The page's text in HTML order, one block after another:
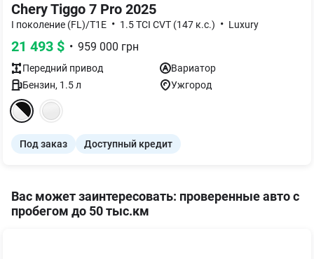
Chery Tiggo 7 Pro 2025
I поколение (FL)/T1E • 1.5 TCI CVT (147 к.с.) • Luxury
21 493 $ • 959 000 грн
Передний привод
Вариатор
Бензин, 1.5л Ужгород
Под заказ Доступный кредит
Вас может заинтересовать: проверенные авто с
пробегом до 50 тыс.км